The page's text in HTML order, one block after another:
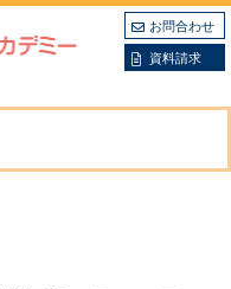
お問合わせ
資料請求